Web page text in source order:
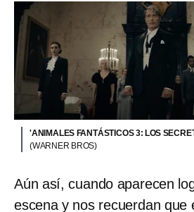
'ANIMALES FANTÁSTICOS 3: LOS
(WARNER BROS)
Aún así, cuando aparecen
escena y nos recuerdan que